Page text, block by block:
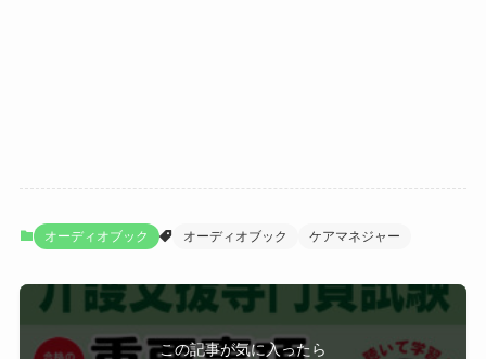
オーディオブック オーディオブック ケアマネジャー
この記事が気に入ったら